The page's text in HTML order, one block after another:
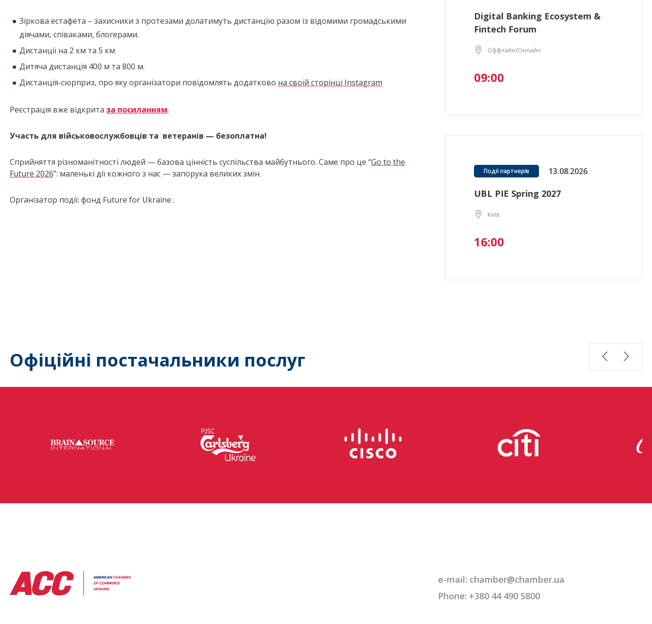
Зіркова естафета – захисники з протезами долатимуть дистанцію разом із відомими громадськими
діячами, співаками, блогерами.
Дистанції на 2 км та 5 км
Дитяча дистанція 400 м та 800 м.
Дистанція-сюрприз, про яку організатори повідомлять додатково на своїй сторінці Instagram
Реєстрація вже відкрита за посиланням.
Участь для військовослужбовців та ветеранів — безоплатна!
Сприйняття різноманітності людей — базова цінність суспільства майбутнього. Саме про це “Go to the
Future 2026”: маленькі дії кожного з нас — запорука великих змін.
Організатор події: фонд Future for Ukraine .
Digital Banking Ecosystem &
Fintech Forum
Оффлайн/Онлайн
09:00
Події партнерів 13.08.2026
UBL PIE Spring 2027
Київ
16:00
Офіційні постачальники послуг
e-mail: chamber@chamber.ua
Phone: +380 44 490 5800